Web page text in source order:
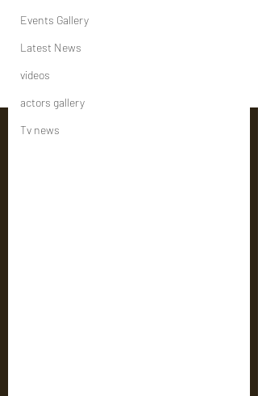
Events Gallery
Latest News
videos
actors gallery
Tv news